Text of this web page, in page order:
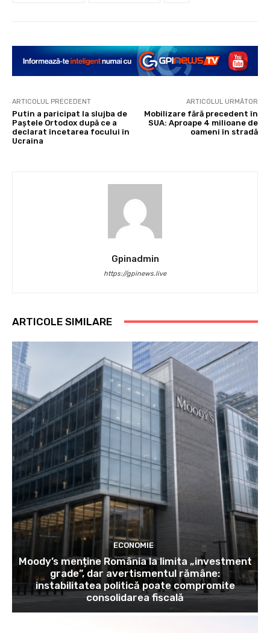
ARTICOLUL PRECEDENT
Putin a paricipat la slujba de
Paștele Ortodox după ce a
declarat încetarea focului în
Ucraina
ARTICOLUL URMĂTOR
Mobilizare fără precedent în
SUA: Aproape 4 milioane de
oameni în stradă
Gpinadmin
https://gpinews.live
ARTICOLE SIMILARE
ECONOMIE
Moody’s menține România la limita „investment
grade”, dar avertismentul rămâne:
instabilitatea politică poate compromite
consolidarea fiscală